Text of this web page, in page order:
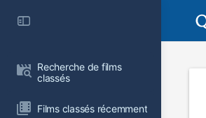
Recherche de films
classés
Films classés récemment